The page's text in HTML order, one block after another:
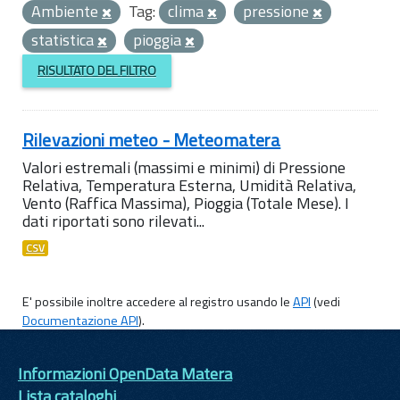
Ambiente
Tag: clima
pressione
statistica
pioggia
RISULTATO DEL FILTRO
Rilevazioni meteo - Meteomatera
Valori estremali (massimi e minimi) di Pressione
Relativa, Temperatura Esterna, Umidità Relativa,
Vento (Raffica Massima), Pioggia (Totale Mese). I
dati riportati sono rilevati...
CSV
E' possibile inoltre accedere al registro usando leAPI(vedi
Documentazione API).
Informazioni OpenData Matera